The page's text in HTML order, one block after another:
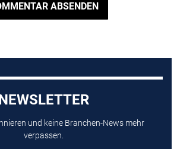
ABSENDEN
und keine Branchen-News mehr
verpassen.